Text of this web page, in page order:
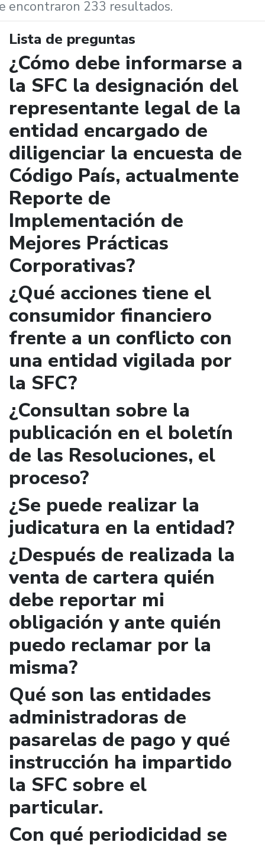
encontraron 233 resultados.
Lista de preguntas
¿Cómo debe informarse a
la SFC la designación del
representante legal de la
entidad encargado de
diligenciar la encuesta de
Código País, actualmente
Reporte de
Implementación de
Mejores Prácticas
Corporativas?
¿Qué acciones tiene el
consumidor financiero
frente a un conflicto con
una entidad vigilada por
la SFC?
¿Consultan sobre la
publicación en el boletín
de las Resoluciones, el
proceso?
¿Se puede realizar la
judicatura en la entidad?
¿Después de realizada la
venta de cartera quién
debe reportar mi
obligación y ante quién
puedo reclamar por la
misma?
Qué son las entidades
administradoras de
pasarelas de pago y qué
instrucción ha impartido
la SFC sobre el
particular.
Con qué periodicidad se